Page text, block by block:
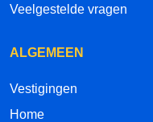
Veelgestelde vragen
ALGEMEEN
Vestigingen
Home